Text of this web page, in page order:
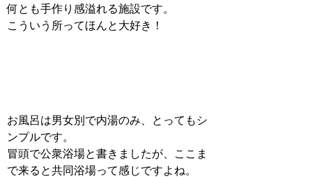
何とも手作り感溢れる施設です。
こういう所ってほんと大好き！
お風呂は男女別で内湯のみ、とってもシ
ンプルです。
冒頭で公衆浴場と書きましたが、ここま
で来ると共同浴場って感じですよね。